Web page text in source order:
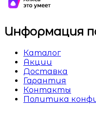
Информация
Каталог
Акции
Доставка
Гарантия
Контакты
Политика